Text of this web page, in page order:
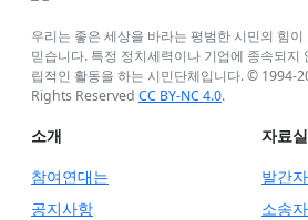
우리는 좋은 세상을 바라는 평범한 시민의 힘
믿습니다. 특정 정치세력이나 기업에 종속되지
립적인 활동을 하는 시민단체입니다. © 1994-
Rights Reserved CC BY-NC 4.0.
소개
참여연대는
공지사항
자료실
발간
소송